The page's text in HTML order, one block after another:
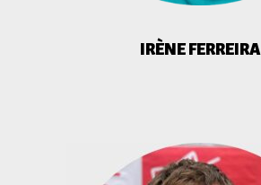
IRÈNE FERREIRA